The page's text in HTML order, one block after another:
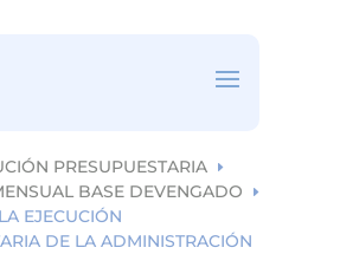
PRESUPUESTARIA E
BASE DEVENGADO E
EJECUCIÓN
DE LA ADMINISTRACIÓN